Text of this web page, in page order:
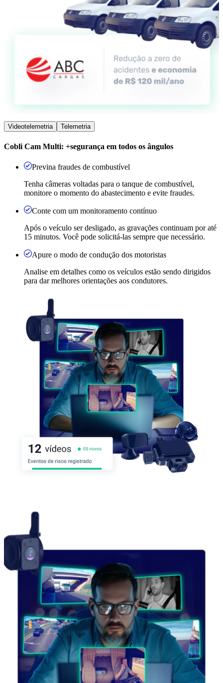
Videotelemetria Telemetria
Cobli Cam Multi: +segurança em todos os ângulos
Previna fraudes de combustível
Tenha câmeras voltadas para o tanque de combustível,
monitore o momento do abastecimento e evite fraudes.
Conte com um monitoramento contínuo
Após o veículo ser desligado, as gravações continuam por até
15 minutos. Você pode solicitá-las sempre que necessário.
Apure o modo de condução dos motoristas
Analise em detalhes como os veículos estão sendo dirigidos
para dar melhores orientações aos condutores.